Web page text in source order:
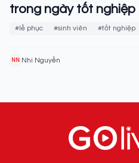
trong ngày tốt nghiệp
#lễ phục #sinh viên #tốt nghiệp
NN Nhi Nguyễn